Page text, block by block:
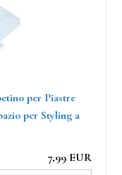
per Piastre
per Styling a
7,99 EUR